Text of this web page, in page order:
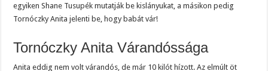
egyiken Shane Tusupék mutatják be kislányukat, a másikon pedig
Tornóczky Anita jelenti be, hogy babát vár!
Tornóczky Anita Várandóssága
Anita eddig nem volt várandós, de már 10 kilót hízott. Az elmúlt öt